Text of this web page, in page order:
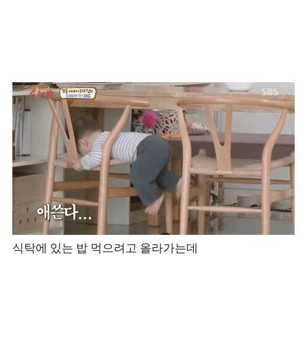
식탁에 있는 밥 먹으려고 올라가는데